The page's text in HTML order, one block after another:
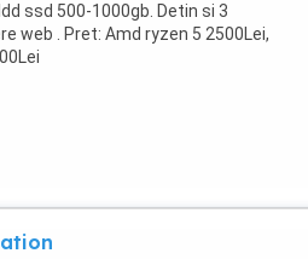
ssd 500-1000gb. Detin si 3
web . Pret: Amd ryzen 5 2500Lei,